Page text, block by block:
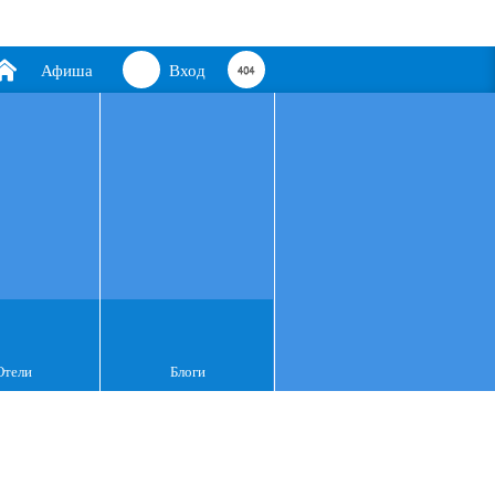
Вход
Афиша
Блоги